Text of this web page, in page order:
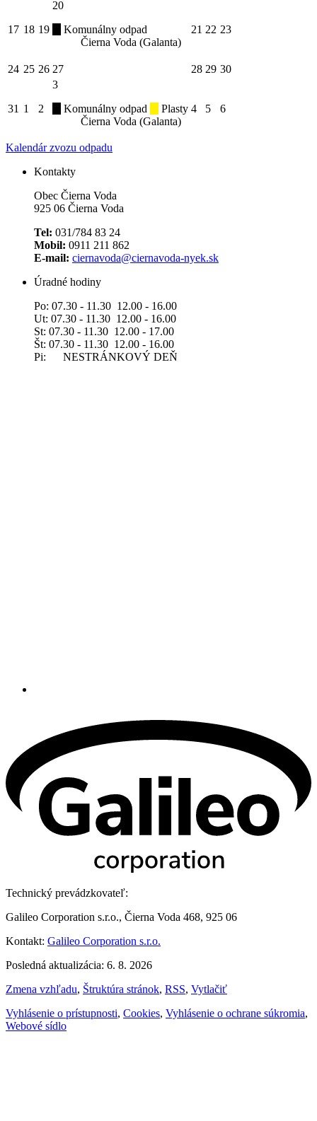
17 18 19
20
Komunálny odpad
Čierna Voda (Galanta)
21 22 23
24 25 26 27 28 29 30
31 1 2
3
Komunálny odpad
Plasty
Čierna Voda (Galanta)
4 5 6
Kalendár zvozu odpadu
Kontakty
Obec Čierna Voda
925 06 Čierna Voda
Tel: 031/784 83 24
Mobil: 0911 211 862
E-mail: ciernavoda@ciernavoda-nyek.sk
Úradné hodiny
Po: 07.30 - 11.30 12.00 - 16.00
Ut: 07.30 - 11.30 12.00 - 16.00
St: 07.30 - 11.30 12.00 - 17.00
Št: 07.30 - 11.30 12.00 - 16.00
Pi: NESTRÁNKOVÝ DEŇ
Technický prevádzkovateľ:
Galileo Corporation s.r.o., Čierna Voda 468, 925 06
Kontakt: Galileo Corporation s.r.o.
Posledná aktualizácia: 6. 8. 2026
Zmena vzhľadu, Štruktúra stránok, RSS, Vytlačiť
Vyhlásenie o prístupnosti, Cookies, Vyhlásenie o ochrane súkromia,
Webové sídlo